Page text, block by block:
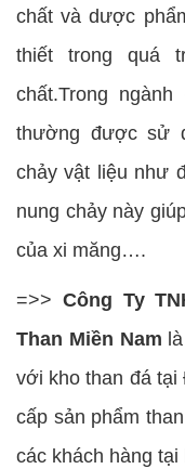
chất và dược
thiết trong quá
chất.Trong
thường được sử
chảy vật liệu như
nung chảy này
của xi măng….
=>> Công Ty
Than Miền Nam
với kho than đá tại
cấp sản phẩm
các khách hàng